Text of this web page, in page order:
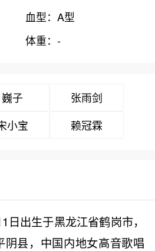
血型：A型
体重：-
巍子
张雨剑
小宝 赖冠霖
日出生于黑龙江省鹤岗市，
阴县，中国内地女高音歌唱